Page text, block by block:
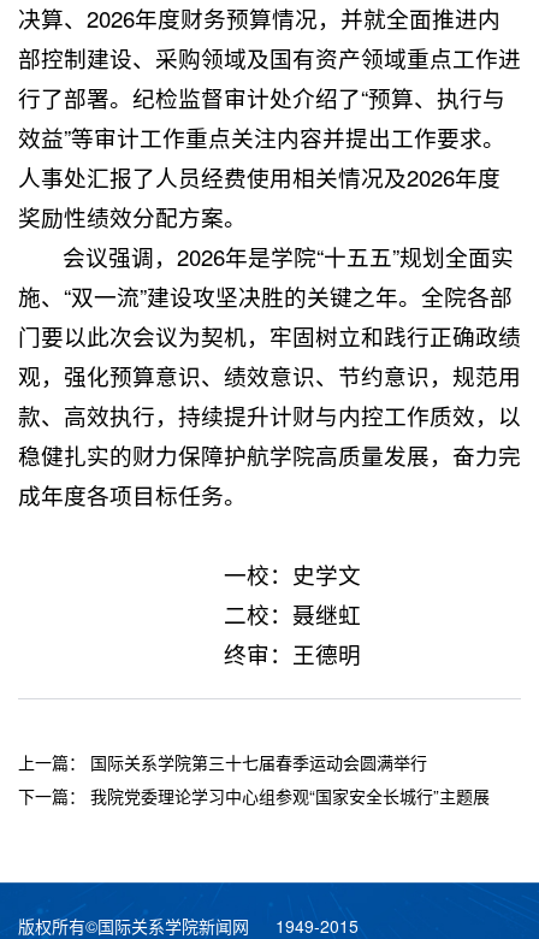
决算、2026年度财务预算情况，并就全面推进内
部控制建设、采购领域及国有资产领域重点工作进
行了部署。纪检监督审计处介绍了“预算、执行与
效益”等审计工作重点关注内容并提出工作要求。
人事处汇报了人员经费使用相关情况及2026年度
奖励性绩效分配方案。
会议强调，2026年是学院“十五五”规划全面实
施、“双一流”建设攻坚决胜的关键之年。全院各部
门要以此次会议为契机，牢固树立和践行正确政绩
观，强化预算意识、绩效意识、节约意识，规范用
款、高效执行，持续提升计财与内控工作质效，以
稳健扎实的财力保障护航学院高质量发展，奋力完
成年度各项目标任务。
一校：史学文
二校：聂继虹
终审：王德明
上一篇： 国际关系学院第三十七届春季运动会圆满举行
下一篇： 我院党委理论学习中心组参观“国家安全长城行”主题展
版权所有©国际关系学院新闻网 1949-2015